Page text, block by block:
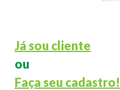
Já sou cliente
ou
Faça seu cadastro!